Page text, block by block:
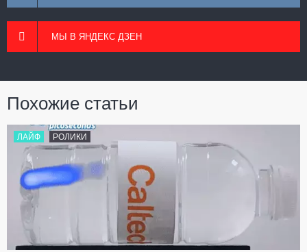
МЫ В ЯНДЕКС ДЗЕН
Похожие статьи
ЛАЙФ РОЛИКИ